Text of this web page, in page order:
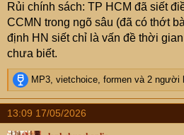
Rủi chính sách: TP HCM đã siết
CCMN trong ngõ sâu (đã có thớt
định HN siết chỉ là vấn đề thời
chưa biết.
R
e
a
c
t
MP3, vietchoice, formen và 2 người
13:09 17/05/2026